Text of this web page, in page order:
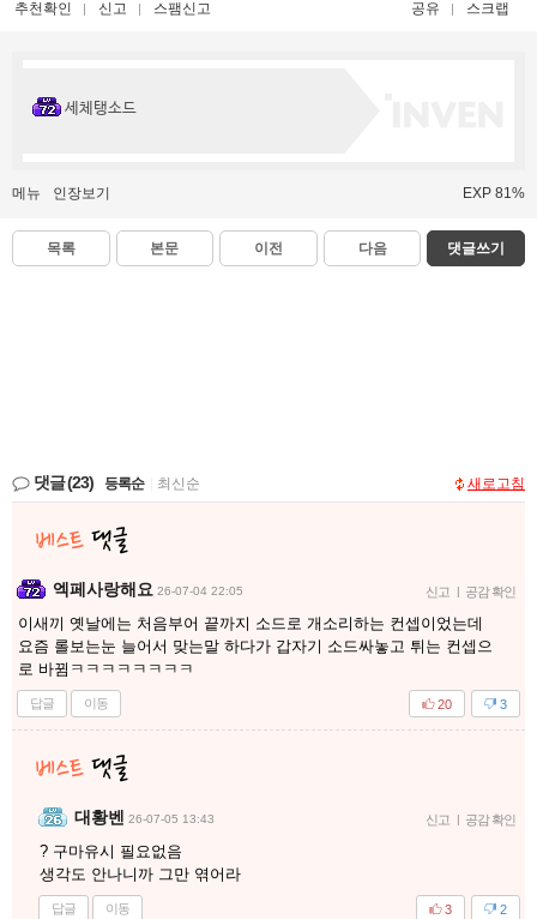
추천확인 신고 스팸신고 공유 스크랩
세체탱소드
메뉴 인장보기 EXP 81%
목록 본문 이전 다음 댓글쓰기
댓글(23) 등록순 최신순 새로고침
엑페사랑해요 26-07-04 22:05 신고 | 공감 확인
이새끼 옛날에는 처음부어 끝까지 소드로 개소리하는 컨셉이었는데
요즘 롤보는눈 늘어서 맞는말 하다가 갑자기 소드싸놓고 튀는 컨셉으
로 바뀜ㅋㅋㅋㅋㅋㅋㅋㅋ
답글 이동 3
20
대황벤 26-07-05 13:43 신고 | 공감 확인
? 구마유시 필요없음
생각도 안나니까 그만 엮어라
답글 이동 2
3